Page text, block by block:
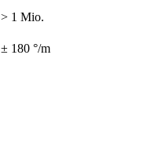
> 1 Mio.
± 180 °/m